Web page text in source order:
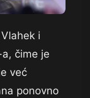
i
čime je
već
ponovno